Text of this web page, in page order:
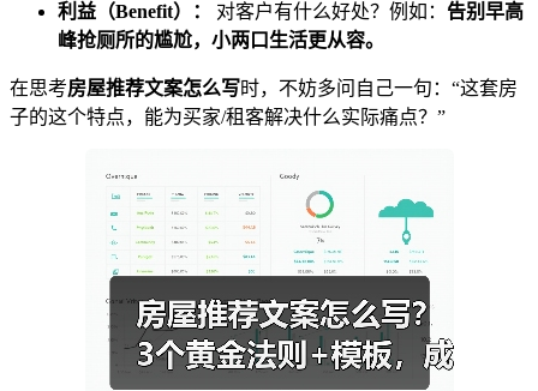
利益（Benefit）：
对客户有什么好处？例如： 告别早高
峰抢厕所的尴尬，小两口生活更从容。
在思考房屋推荐文案怎么写时，不妨多问自己一句：“这套房
子的这个特点，能为买家/租客解决什么实际痛点？”